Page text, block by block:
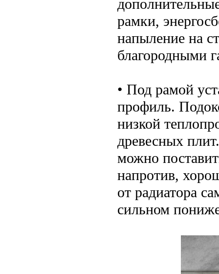
рамки,
напыление на
благородными
• Под рамой
профиль.
низкой
древесных
можно
напротив,
от радиатора
сильном